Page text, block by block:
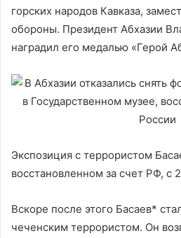
горских народов Кавказа,
обороны. Президент Абхазии
наградил его медалью «Герой
Экспозиция с террористом
восстановленном за счет РФ, с
Вскоре после этого Басаев*
чеченским террористом. Он